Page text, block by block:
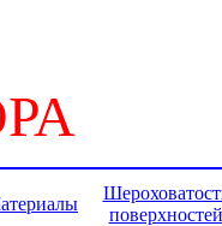
поверхностей